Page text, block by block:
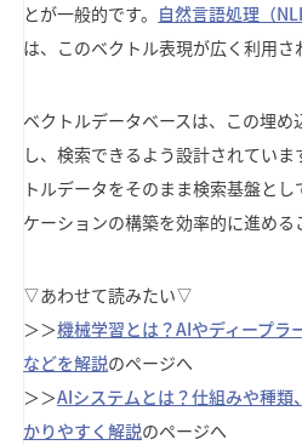
とが一般的です。 自然言語処理（
は、このベクトル表現が広く利用さ
ベクトルデータベースは、この埋
し、検索できるよう設計されてい
トルデータをそのまま検索基盤と
ケーションの構築を効率的に進める
▽あわせて読みたい▽
＞＞機械学習とは？AIやディープラ
などを解説のページへ
＞＞AIシステムとは？仕組みや種
かりやすく解説のページへ